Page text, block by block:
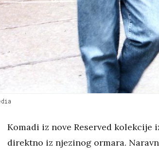
Komadi iz nove Reserved kolekcije
direktno iz njezinog ormara.